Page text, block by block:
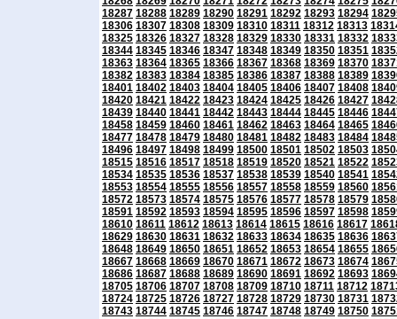
18287 18288 18289 18290 18291 18292 18293 18294
18306 18307 18308 18309 18310 18311 18312 18313
18325 18326 18327 18328 18329 18330 18331 18332
18344 18345 18346 18347 18348 18349 18350 18351
18363 18364 18365 18366 18367 18368 18369 18370
18382 18383 18384 18385 18386 18387 18388 18389
18401 18402 18403 18404 18405 18406 18407 18408
18420 18421 18422 18423 18424 18425 18426 18427
18439 18440 18441 18442 18443 18444 18445 18446
18458 18459 18460 18461 18462 18463 18464 18465
18477 18478 18479 18480 18481 18482 18483 18484
18496 18497 18498 18499 18500 18501 18502 18503
18515 18516 18517 18518 18519 18520 18521 18522
18534 18535 18536 18537 18538 18539 18540 18541
18553 18554 18555 18556 18557 18558 18559 18560
18572 18573 18574 18575 18576 18577 18578 18579
18591 18592 18593 18594 18595 18596 18597 18598
18610 18611 18612 18613 18614 18615 18616 18617
18629 18630 18631 18632 18633 18634 18635 18636
18648 18649 18650 18651 18652 18653 18654 18655
18667 18668 18669 18670 18671 18672 18673 18674
18686 18687 18688 18689 18690 18691 18692 18693
18705 18706 18707 18708 18709 18710 18711 18712
18724 18725 18726 18727 18728 18729 18730 18731
18743 18744 18745 18746 18747 18748 18749 18750